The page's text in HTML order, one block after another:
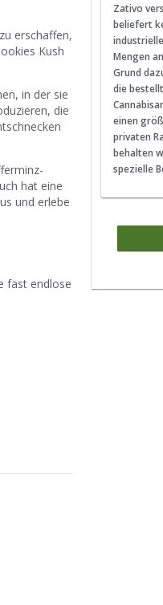
Zativo
beliefert
Mengen
Grund
die
einen
privaten
behalten
spezielle
erschaffen,
Kush
in der sie
die
hat eine
und erlebe
fast endlose